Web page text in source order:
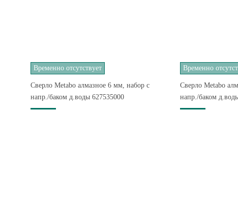
Временно отсутствует
Сверло Metabo алмазное 6 мм, набор с
напр./баком д.воды 627535000
Временно
Сверло Metabo
напр./баком